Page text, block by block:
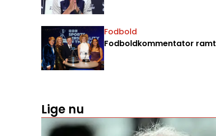
Fodbold
Fodboldkommentator
Lige nu